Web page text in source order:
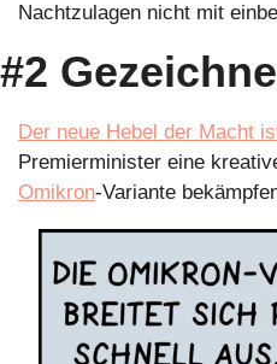
Nachtzulagen nicht mit
#2
Der neue Hebel der Macht
Omikron-Variante